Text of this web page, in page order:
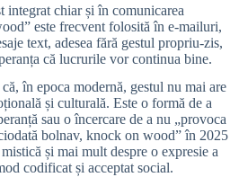
chiar și în comunicarea
este frecvent folosită în e-mailuri,
text, adesea fără gestul propriu-zis,
că lucrurile vor continua bine.
în epoca modernă, gestul nu mai are
și culturală. Este o formă de a
sau o încercare de a nu „provoca
bolnav, knock on wood” în 2025
și mai mult despre o expresie a
codificat și acceptat social.